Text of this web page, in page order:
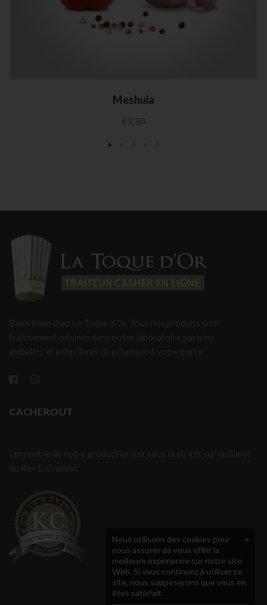
Meshuia
€3,80
CACHEROUT
×
Nous utilisons des cookies pour
nous assurer de vous offrir la
meilleure expérience sur notre site
Web. Si vous continuez à utiliser ce
site, nous supposerons que vous en
êtes satisfait.